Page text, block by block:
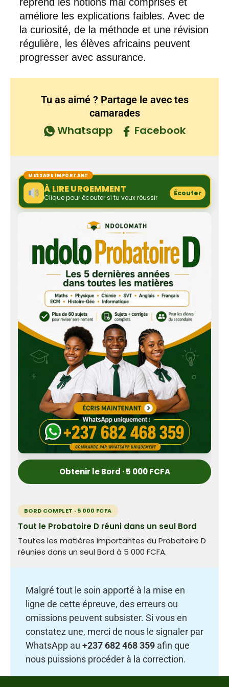
améliore les explications faibles. Avec de
la curiosité, de la méthode et une révision
régulière, les élèves africains peuvent
progresser avec assurance.
Tu as aimé ? Partage le avec tes
camarades
Whatsapp Facebook
MESSAGE IMPORTANT
À LIRE URGEMMENT
Clique pour écouter si tu veux réussir
Écouter
Obtenir le Bord · 5 000 FCFA
BORD COMPLET · 5 000 FCFA
Tout le Probatoire D réuni dans un seul Bord
Toutes les matières importantes du Probatoire D
réunies dans un seul Bord à 5 000 FCFA.
Malgré tout le soin apporté à la mise en
ligne de cette épreuve, des erreurs ou
omissions peuvent subsister. Si vous en
constatez une, merci de nous le signaler par
WhatsApp au +237 682 468 359 afin que
nous puissions procéder à la correction.